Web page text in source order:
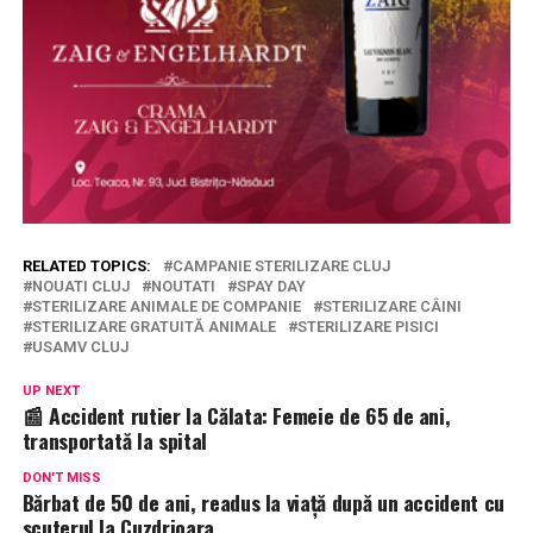
RELATED TOPICS:
CAMPANIE STERILIZARE CLUJ
NOUATI CLUJ
NOUTATI
SPAY DAY
STERILIZARE ANIMALE DE COMPANIE
STERILIZARE CÂINI
STERILIZARE GRATUITĂ ANIMALE
STERILIZARE PISICI
USAMV CLUJ
UP NEXT
📰 Accident rutier la Călata: Femeie de 65 de ani,
transportată la spital
DON'T MISS
Bărbat de 50 de ani, readus la viață după un accident cu
scuterul la Cuzdrioara